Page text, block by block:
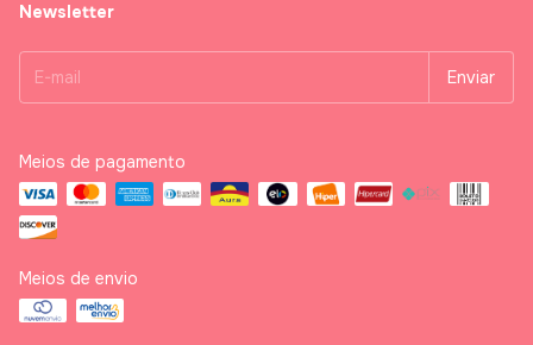
Newsletter
Meios de pagamento
Meios de envio